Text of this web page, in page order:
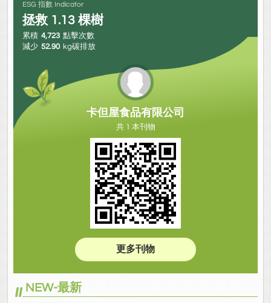
ESG 指數 Indicator
拯救 1.13 棵樹
累積 4,723 點擊次數
減少 52.90 kg碳排放
卡但屋食品有限公司
共 1 本刊物
更多刊物
NEW-最新